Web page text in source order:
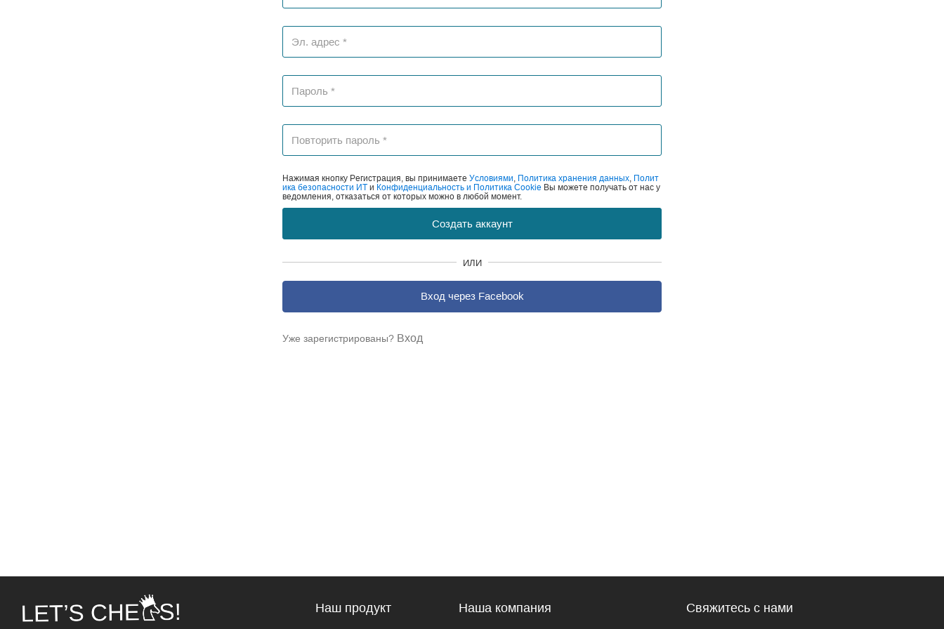
Нажимая кнопку Регистрация, вы принимаете Условиями, Политика хранения данных, Полит
ика безопасности ИТ и Конфиденциальность и Политика Cookie Вы можете получать от нас у
ведомления, отказаться от которых можно в любой момент.
Создать аккаунт
ИЛИ
Вход через Facebook
Уже зарегистрированы? Вход
Наш продукт Наша компания Свяжитесь с нами